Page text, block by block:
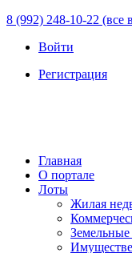
8 (992) 248-10-22 (все
Войти
Регистрация
Главная
О портале
Лоты
Жилая
Земельные